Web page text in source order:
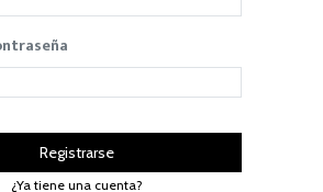
Registrarse
¿Ya tiene una cuenta?